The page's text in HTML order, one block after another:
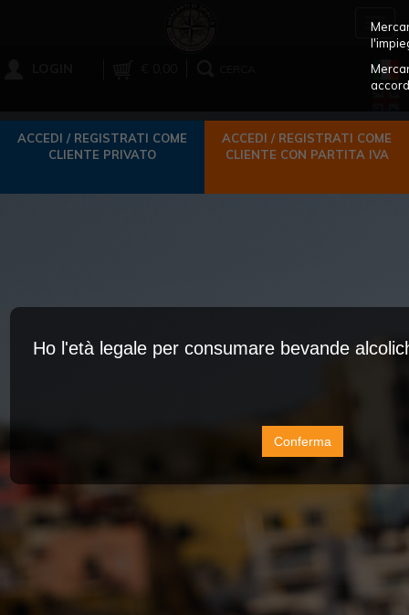
ACCEDI / REGISTRATI COME
CLIENTE PRIVATO
ACCEDI / REGISTRATI COME
CLIENTE CON PARTITA IVA
Ho l'età legale per consumare bevande
Conferma